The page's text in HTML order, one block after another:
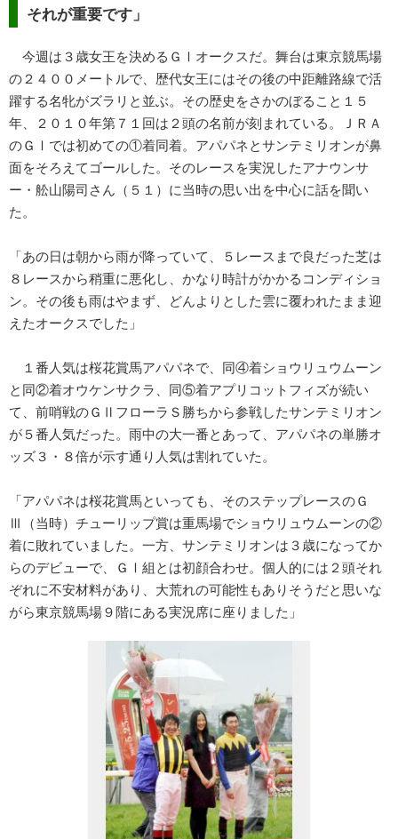
それが重要です」
今週は３歳女王を決めるＧⅠオークスだ。舞台は東京競馬場
の２４００メートルで、歴代女王にはその後の中距離路線で活
躍する名牝がズラリと並ぶ。その歴史をさかのぼること１５
年、２０１０年第７１回は２頭の名前が刻まれている。ＪＲＡ
のＧⅠでは初めての①着同着。アパパネとサンテミリオンが鼻
面をそろえてゴールした。そのレースを実況したアナウンサ
ー・舩山陽司さん（５１）に当時の思い出を中心に話を聞い
た。
「あの日は朝から雨が降っていて、５レースまで良だった芝は
８レースから稍重に悪化し、かなり時計がかかるコンディショ
ン。その後も雨はやまず、どんよりとした雲に覆われたまま迎
えたオークスでした」
１番人気は桜花賞馬アパパネで、同④着ショウリュウムーン
と同②着オウケンサクラ、同⑤着アプリコットフィズが続い
て、前哨戦のＧⅡフローラＳ勝ちから参戦したサンテミリオン
が５番人気だった。雨中の大一番とあって、アパパネの単勝オ
ッズ３・８倍が示す通り人気は割れていた。
「アパパネは桜花賞馬といっても、そのステップレースのＧ
Ⅲ（当時）チューリップ賞は重馬場でショウリュウムーンの②
着に敗れていました。一方、サンテミリオンは３歳になってか
らのデビューで、ＧⅠ組とは初顔合わせ。個人的には２頭それ
ぞれに不安材料があり、大荒れの可能性もありそうだと思いな
がら東京競馬場９階にある実況席に座りました」